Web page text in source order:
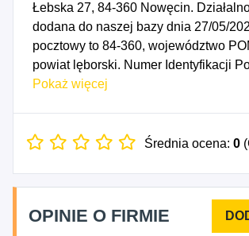
Łebska 27, 84-360 Nowęcin.
dodana do naszej bazy dnia 27/05/
pocztowy to 84-360, województwo
powiat lęborski. Numer Identyfikacji
NIP to 8411744870, a numer
na dzień 24/05/2026. Wybrane kody
Pokaż więcej
Średnia ocena: 0
OPINIE O FIRMIE